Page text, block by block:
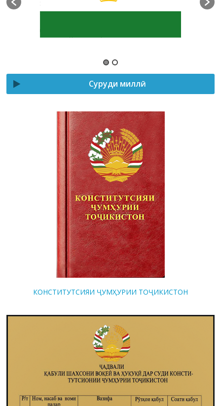
Суруди миллӣ
КОНСТИТУТСИЯИ ҶУМҲУРИИ ТОҶИКИСТОН